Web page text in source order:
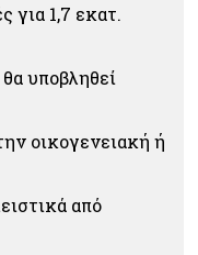
για 1,7 εκατ.
υποβληθεί
οικογενειακή ή
από